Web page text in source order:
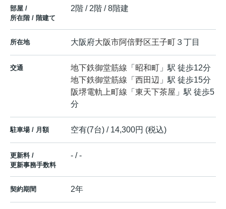
部屋 /
所在階 / 階建て
2階 / 2階 / 8階建
所在地 大阪府大阪市阿倍野区王子町 ３丁目
交通 地下鉄御堂筋線 「 昭和町 」駅 徒歩12分
地下鉄御堂筋線 「 西田辺 」駅 徒歩15分
阪堺電軌上町線 「 東天下茶屋 」駅 徒歩5
分
駐車場 / 月額 空有(7台) / 14,300円 (税込)
更新料 /
更新事務手数料
- / -
契約期間 2年